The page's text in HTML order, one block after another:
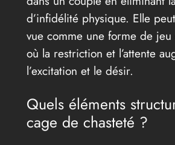
d’infidélité physique. Elle
vue comme une forme de
où la restriction et l’attente
l’excitation et le désir.
Quels éléments
cage de chasteté ?